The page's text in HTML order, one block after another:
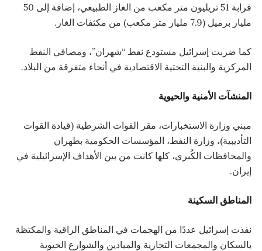
قرابة 51 تريليون متر مكعب من الغاز الطبيعي، إضافة إلى 50
مليار برميل (7.9 مليار متر مكعب) من مكثفات الغاز.
كما ضربت إسرائيل مستودع نفط “شهران”، ومصافي النفط
المركزية والبنية التحتية الاقتصادية في أنحاء متفرقة من البلاد.
المنشآت الأمنية والحيوية
مبني وزارة الاستخبارات، مقر القوات الشرطية (قيادة القوات
التأديبية)، وزارة النفط، المؤسسات الحكومية بطهران
والمحافظات الكُبرى، كلها كانت من بين الأهداف الإسرائيلية في
إيران.
المناطق السكينة
نفذت إسرائيل عددًا من الهجمات في المناطق الراقية والمكتظة
بالسكان والمجمعات التجارية والميادين والشوارع الحيوية